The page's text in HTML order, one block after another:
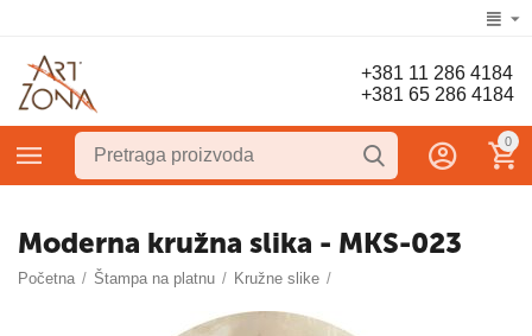
+381 11 286 4184
+381 65 286 4184
0
Moderna kružna slika - MKS-023
Početna / Štampa na platnu / Kružne slike /